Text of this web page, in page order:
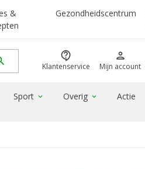
&
Gezondheidscentrum
contact_support
Klantenservice
person
Mijn account
Sport expand_more Overig expand_more Actie